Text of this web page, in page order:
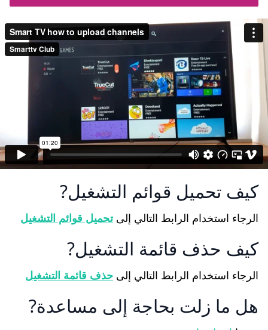
كيف تحميل قوائم التشغيل
الرجاء استخدام الرابط التالي إلىتحميل قوائم التشغيل
كيف حذف قائمة التشغيل
الرجاء استخدام الرابط التالي إلى حذف قائمة التشغيل
هل ما زلت بحاجة إلى مساعدة